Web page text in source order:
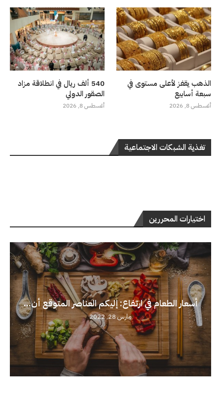
الذهب يقفز لأعلى مستوى في
سبعة أسابيع
أغسطس 8, 2026
540 ألف ريال في انطلاقة مزاد
الصقور الدولي
أغسطس 8, 2026
تغذية الشبكات الاجتماعية
اختيارات المحررين
أسعار الطعام في ارتفاع: إليكم العناصر المتوقع أن...
مارس 28, 2022